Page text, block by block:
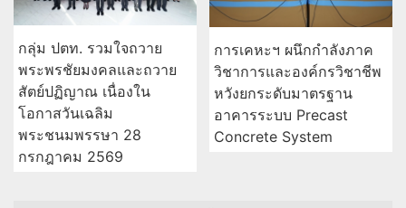
กลุ่ม ปตท. รวมใจถวาย
พระพรชัยมงคลและถวาย
สัตย์ปฏิญาณ เนื่องใน
โอกาสวันเฉลิม
พระชนมพรรษา 28
กรกฎาคม 2569
การเคหะฯ ผนึกกำลังภาค
วิชาการและองค์กรวิชาชีพ
หวังยกระดับมาตรฐาน
อาคารระบบ Precast
Concrete System